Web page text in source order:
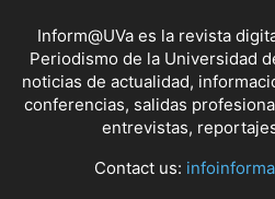
Inform@UVa es la revista
Periodismo de la Universidad
noticias de actualidad,
conferencias, salidas
entrevistas,
Contact us: